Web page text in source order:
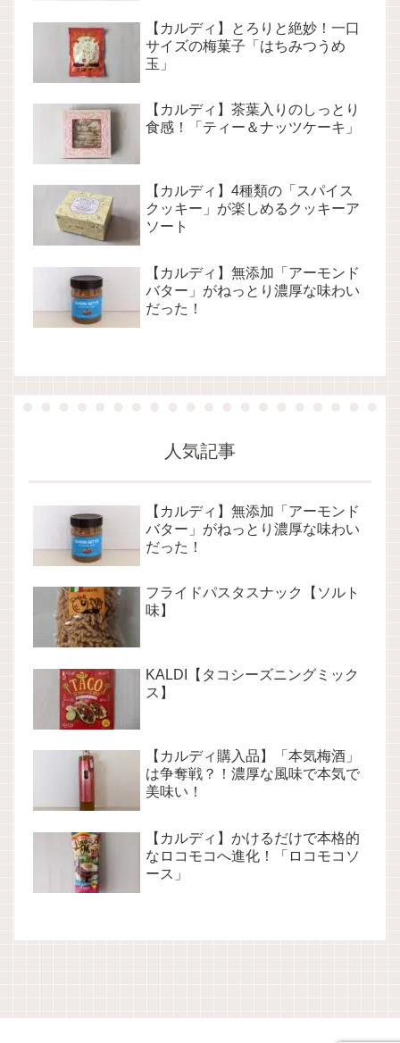
【カルディ】とろりと絶妙！一口
サイズの梅菓子「はちみつうめ
玉」
【カルディ】茶葉入りのしっとり
食感！「ティー＆ナッツケーキ」
【カルディ】4種類の「スパイス
クッキー」が楽しめるクッキーア
ソート
【カルディ】無添加「アーモンド
バター」がねっとり濃厚な味わい
だった！
人気記事
【カルディ】無添加「アーモンド
バター」がねっとり濃厚な味わい
だった！
フライドパスタスナック【ソルト
味】
KALDI【タコシーズニングミック
ス】
【カルディ購入品】「本気梅酒」
は争奪戦？！濃厚な風味で本気で
美味い！
【カルディ】かけるだけで本格的
なロコモコへ進化！「ロコモコソ
ース」